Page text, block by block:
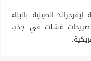
الصينية بالبناء
فشلت في جذب